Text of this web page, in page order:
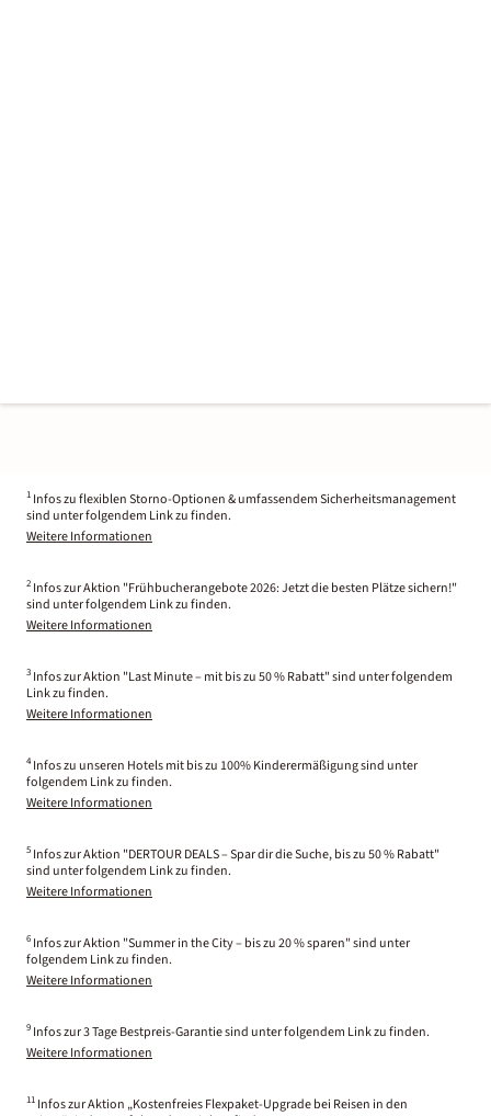
1 Infos zu flexiblen Storno-Optionen & umfassendem Sicherheitsmanagement
sind unter folgendem Link zu finden.
Weitere Informationen
2 Infos zur Aktion "Frühbucherangebote 2026: Jetzt die besten Plätze sichern!"
sind unter folgendem Link zu finden.
Weitere Informationen
3 Infos zur Aktion "Last Minute – mit bis zu 50 % Rabatt" sind unter folgendem
Link zu finden.
Weitere Informationen
4 Infos zu unseren Hotels mit bis zu 100% Kinderermäßigung sind unter
folgendem Link zu finden.
Weitere Informationen
5 Infos zur Aktion "DERTOUR DEALS – Spar dir die Suche, bis zu 50 % Rabatt"
sind unter folgendem Link zu finden.
Weitere Informationen
6 Infos zur Aktion "Summer in the City – bis zu 20 % sparen" sind unter
folgendem Link zu finden.
Weitere Informationen
9 Infos zur 3 Tage Bestpreis-Garantie sind unter folgendem Link zu finden.
Weitere Informationen
11 Infos zur Aktion „Kostenfreies Flexpaket-Upgrade bei Reisen in den